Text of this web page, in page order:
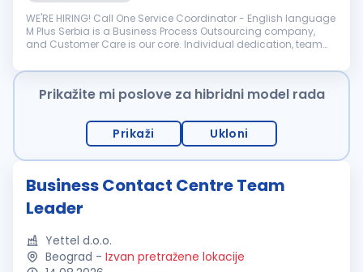
WE'RE HIRING! Call One Service Coordinator - English language
M Plus Serbia is a Business Process Outsourcing company,
and Customer Care is our core. Individual dedication, team
Prikažite mi poslove za hibridni model rada
Prikaži Ukloni
Business Contact Centre Team
Leader
Yettel d.o.o.
Beograd - Izvan pretražene lokacije